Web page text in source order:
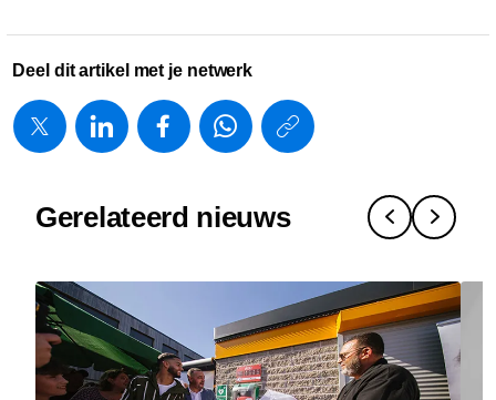
Deel dit artikel met je netwerk
https://
naar-
waarom-
innovatie-
een-
Gerelateerd nieuws